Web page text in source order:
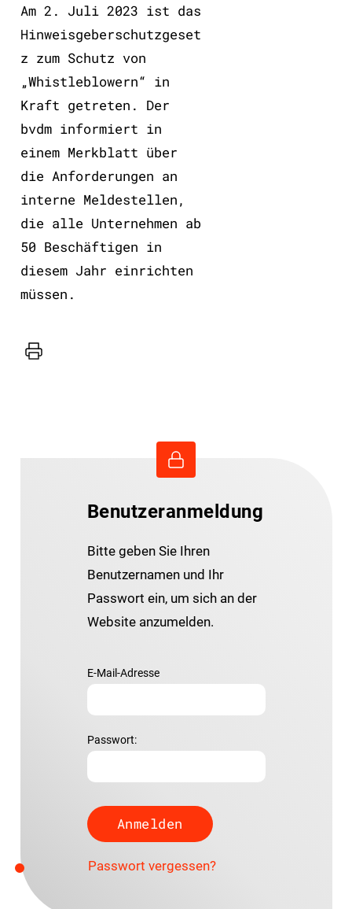
Am 2. Juli 2023 ist das
Hinweisgeberschutzgeset
z zum Schutz von
„Whistleblowern“ in
Kraft getreten. Der
bvdm informiert in
einem Merkblatt über
die Anforderungen an
interne Meldestellen,
die alle Unternehmen ab
50 Beschäftigen in
diesem Jahr einrichten
müssen.
Drucker
Benutzeranmeldung
Bitte geben Sie Ihren
Benutzernamen und Ihr
Passwort ein, um sich an der
Website anzumelden.
E-Mail-Adresse
Passwort:
Passwort vergessen?